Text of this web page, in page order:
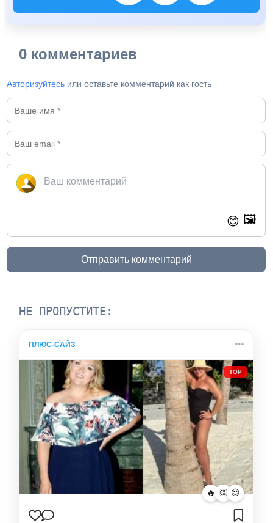
0 комментариев
Авторизуйтесь или оставьте комментарий как гость
😊 🖼️
Отправить комментарий
НЕ ПРОПУСТИТЕ:
ПЛЮС-САЙЗ
TOP
🔥 👏 😍